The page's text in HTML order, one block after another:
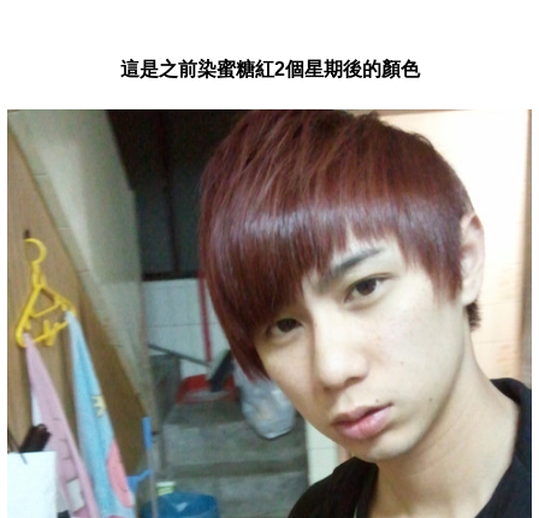
這是之前染蜜糖紅2個星期後的顏色